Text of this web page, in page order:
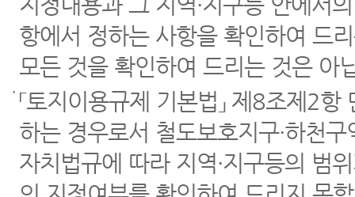
항에서 정하는 사항을 확인하여 드
모든 것을 확인하여 드리는 것은 아
「토지이용규제 기본법」 제8조제2
하는 경우로서 철도보호지구·하천
자치법규에 따라 지역·지구등의 범